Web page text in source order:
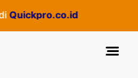
Quickpro.co.id